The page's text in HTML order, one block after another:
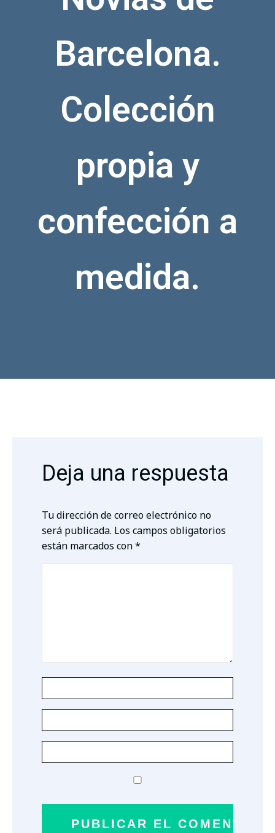
Barcelona.
Colección
propia y
confección a
medida.
Deja una respuesta
Tu dirección de correo electrónico no
será publicada. Los campos obligatorios
están marcados con*